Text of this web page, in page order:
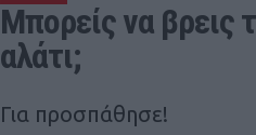
Μπορείς να βρεις
αλάτι;
Για προσπάθησε!